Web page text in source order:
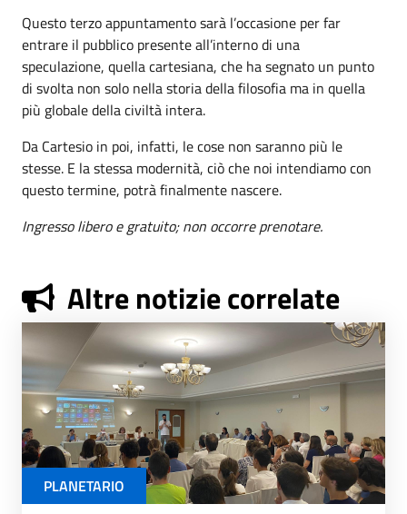
Questo terzo appuntamento sarà l’occasione per far
entrare il pubblico presente all’interno di una
speculazione, quella cartesiana, che ha segnato un punto
di svolta non solo nella storia della filosofia ma in quella
più globale della civiltà intera.
Da Cartesio in poi, infatti, le cose non saranno più le
stesse. E la stessa modernità, ciò che noi intendiamo con
questo termine, potrà finalmente nascere.
Ingresso libero e gratuito; non occorre prenotare.
Altre notizie correlate
PLANETARIO